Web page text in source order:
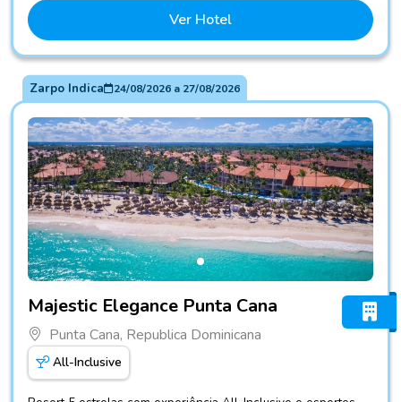
Ver Hotel
Zarpo Indica 24/08/2026a 27/08/2026
Majestic Elegance Punta Cana
Punta Cana, Republica Dominicana
All-Inclusive